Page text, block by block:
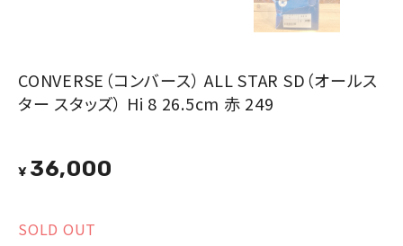
CONVERSE（コンバース） ALL STAR SD（オールス
ター スタッズ） Hi 8 26.5cm 赤 249
¥ 36,000
SOLD OUT